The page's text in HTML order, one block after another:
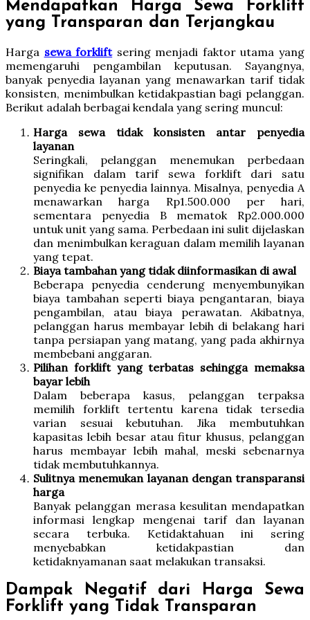
Mendapatkan Harga Sewa Forklift
yang Transparan dan Terjangkau
Harga sewa forkliftsering menjadi faktor utama yang
memengaruhi pengambilan keputusan. Sayangnya,
banyak penyedia layanan yang menawarkan tarif tidak
konsisten, menimbulkan ketidakpastian bagi pelanggan.
Berikut adalah berbagai kendala yang sering muncul:
Harga sewa tidak konsisten antar penyedia
layanan
Seringkali, pelanggan menemukan perbedaan
signifikan dalam tarif sewa forklift dari satu
penyedia ke penyedia lainnya. Misalnya, penyedia A
menawarkan harga Rp1.500.000 per hari,
sementara penyedia B mematok Rp2.000.000
untuk unit yang sama. Perbedaan ini sulit dijelaskan
dan menimbulkan keraguan dalam memilih layanan
yang tepat.
Biaya tambahan yang tidak diinformasikan di awal
Beberapa penyedia cenderung menyembunyikan
biaya tambahan seperti biaya pengantaran, biaya
pengambilan, atau biaya perawatan. Akibatnya,
pelanggan harus membayar lebih di belakang hari
tanpa persiapan yang matang, yang pada akhirnya
membebani anggaran.
Pilihan forklift yang terbatas sehingga memaksa
bayar lebih
Dalam beberapa kasus, pelanggan terpaksa
memilih forklift tertentu karena tidak tersedia
varian sesuai kebutuhan. Jika membutuhkan
kapasitas lebih besar atau fitur khusus, pelanggan
harus membayar lebih mahal, meski sebenarnya
tidak membutuhkannya.
Sulitnya menemukan layanan dengan transparansi
harga
Banyak pelanggan merasa kesulitan mendapatkan
informasi lengkap mengenai tarif dan layanan
secara terbuka. Ketidaktahuan ini sering
menyebabkan ketidakpastian dan
ketidaknyamanan saat melakukan transaksi.
Dampak Negatif dari Harga Sewa
Forklift yang Tidak Transparan